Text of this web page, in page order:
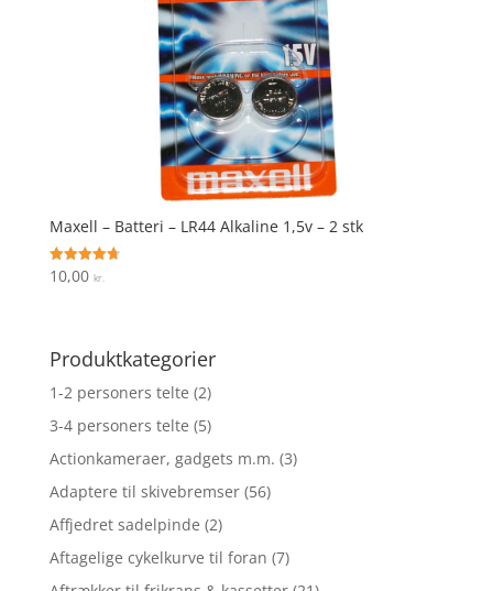
Maxell – Batteri – LR44 Alkaline 1,5v – 2 stk
Vurderet
4.7
10,00 kr.
Produktkategorier
1-2 personers telte (2)
3-4 personers telte (5)
Actionkameraer, gadgets m.m. (3)
Adaptere til skivebremser (56)
Affjedret sadelpinde (2)
Aftagelige cykelkurve til foran (7)